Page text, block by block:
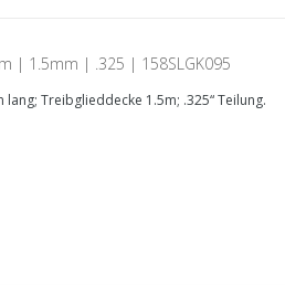
| 1.5mm | .325 | 158SLGK095
Treibglieddecke 1.5m; .325“ Teilung.